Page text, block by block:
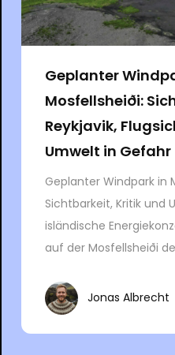
Geplanter
Mosfellsheiði:
Reykjavik,
Umwelt in Gefahr
Geplanter Windpark in
Sichtbarkeit, Kritik und
isländische
auf der Mosfellsheiði
Jonas Albrecht